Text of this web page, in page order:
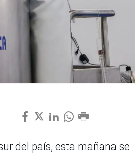
del país, esta mañana se